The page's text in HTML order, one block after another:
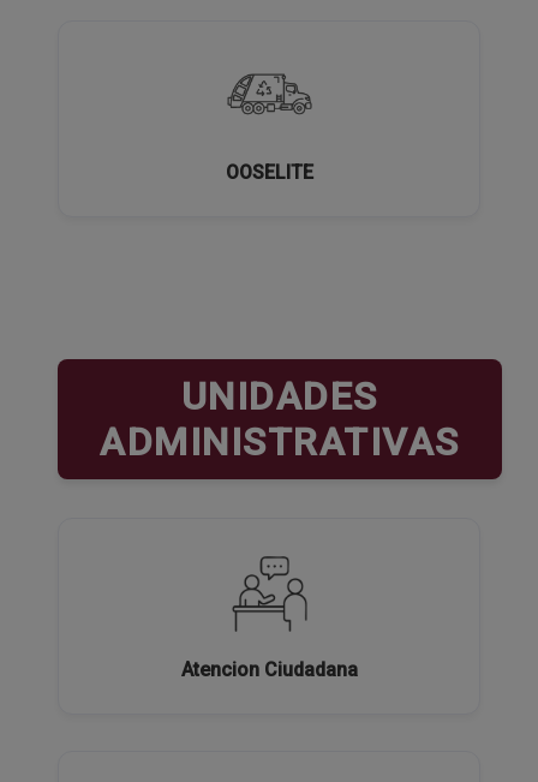
OOSELITE
UNIDADES
ADMINISTRATIVAS
Atencion Ciudadana